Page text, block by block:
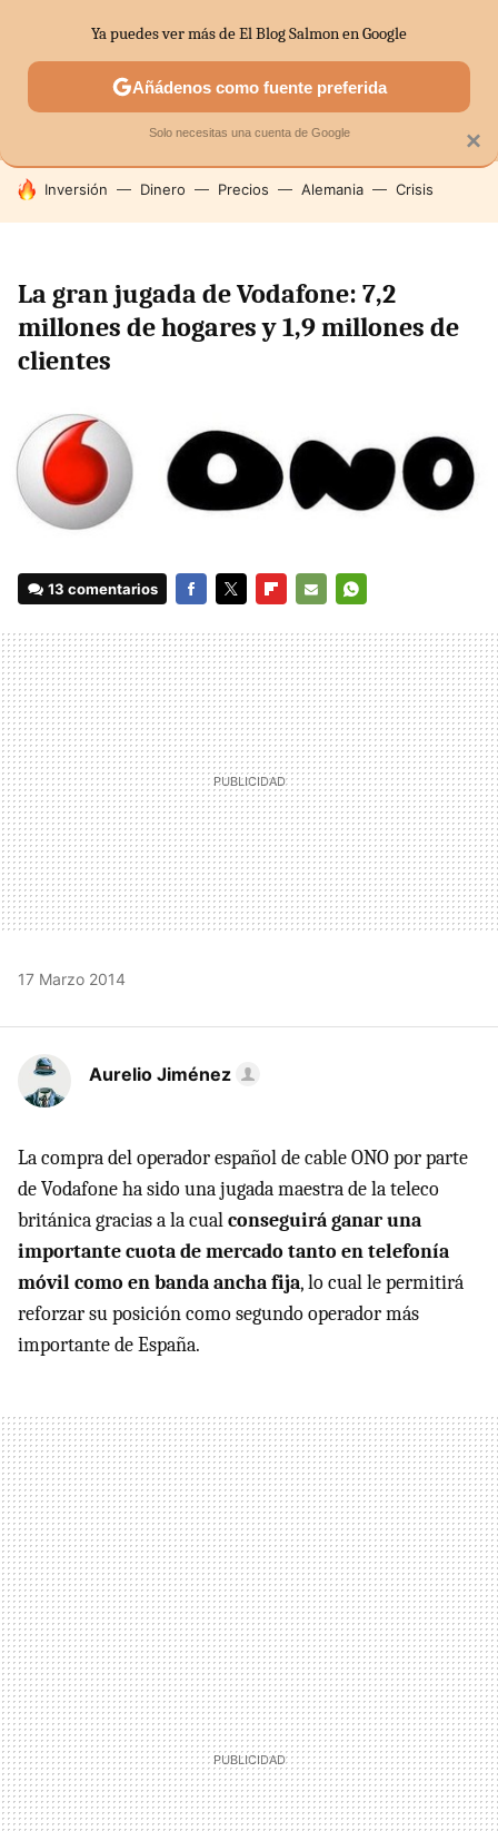
MENÚ NUEVO
ECONOMÍA DOMÉSTICA MERCADOS
HOY SE HABLA DE
Inversión Dinero Precios Alemania Crisis
La gran jugada de Vodafone: 7,2
millones de hogares y 1,9 millones de
clientes
13 comentarios
MAIL
17 Marzo 2014
Aurelio Jiménez
La compra del operador español de cable ONO por parte
de Vodafone ha sido una jugada maestra de la teleco
británica gracias a la cualconseguirá ganar una
importante cuota de mercado tanto en telefonía
móvil como en banda ancha fija, lo cual le permitirá
reforzar su posición como segundo operador más
importante de España.
×
Ya puedes ver más de El Blog Salmon en Google
Añádenos como fuente preferida
Solo necesitas una cuenta de Google